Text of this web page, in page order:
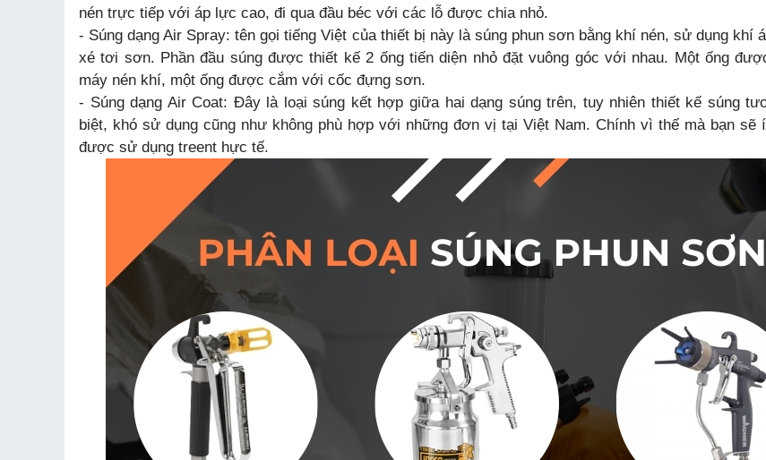
nén trực tiếp với áp lực cao, đi qua đầu béc với các lỗ được chia nhỏ.
- Súng dạng Air Spray: tên gọi tiếng Việt của thiết bị này là súng phun sơn bằng khí nén, sử dụng khí
xé tơi sơn. Phần đầu súng được thiết kế 2 ống tiến diện nhỏ đặt vuông góc với nhau. Một ống
máy nén khí, một ống được cắm với cốc đựng sơn.
- Súng dạng Air Coat: Đây là loại súng kết hợp giữa hai dạng súng trên, tuy nhiên thiết kế súng
biệt, khó sử dụng cũng như không phù hợp với những đơn vị tại Việt Nam. Chính vì thế mà bạn sẽ
được sử dụng treent hực tế.